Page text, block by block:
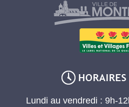
Lundi au vendredi : 9h-